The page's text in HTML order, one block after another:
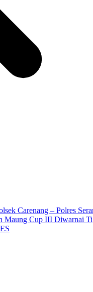
Carenang – Polres
Cup III Diwarnai